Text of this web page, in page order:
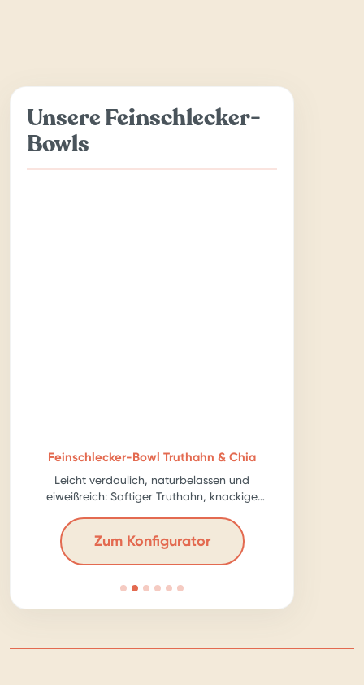
Unsere Feinschlecker-
Bowls
Feinschlecker-Bowl Truthahn & Chia
Leicht verdaulich, naturbelassen und
eiweißreich: Saftiger Truthahn, knackige
Zum Konfigurator